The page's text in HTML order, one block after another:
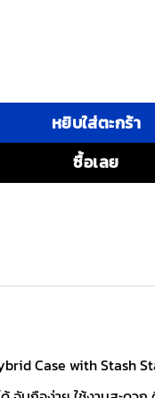
Case with
หยิบใส่ตะกร้า
ซื้อเลย
Case with Stash